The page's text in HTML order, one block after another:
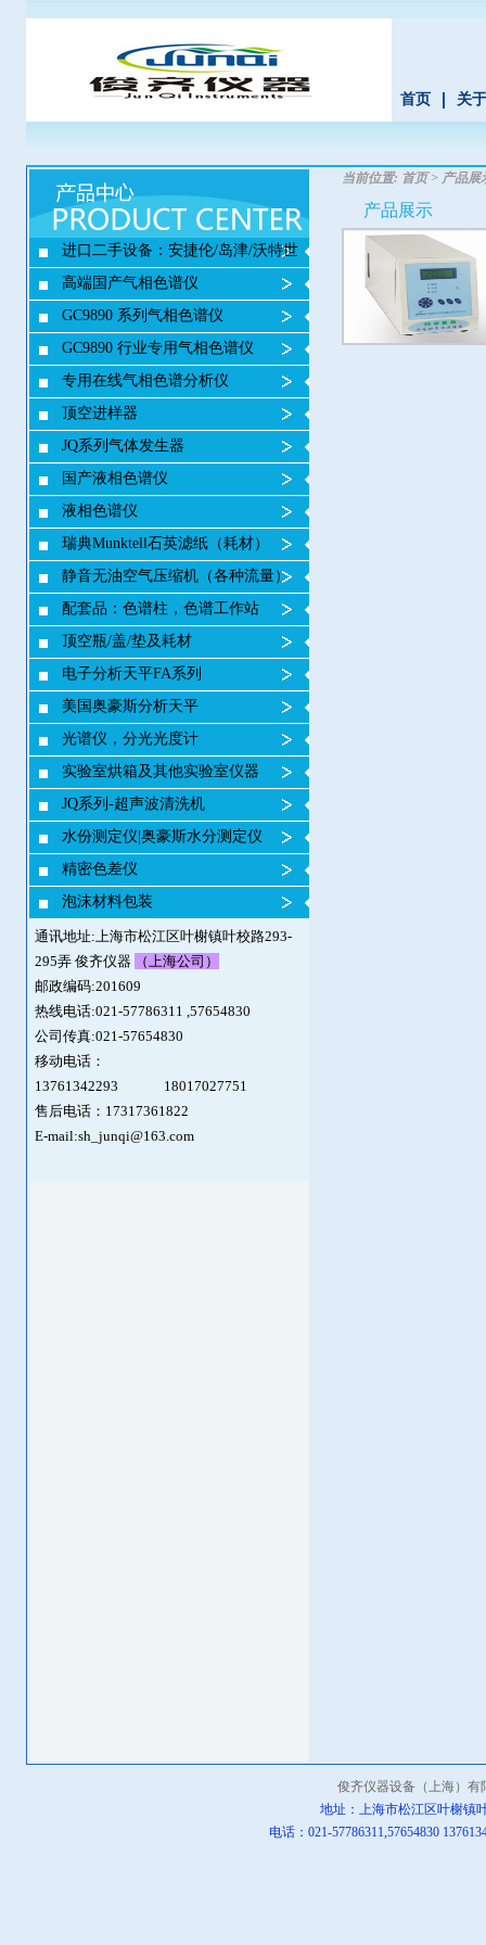
首页 关
进口二手设备：安捷伦/岛津/沃特世
高端国产气相色谱仪
GC9890 系列气相色谱仪
GC9890 行业专用气相色谱仪
专用在线气相色谱分析仪
顶空进样器
JQ系列气体发生器
国产液相色谱仪
液相色谱仪
瑞典Munktell石英滤纸（耗材）
静音无油空气压缩机（各种流量）
配套品：色谱柱，色谱工作站
顶空瓶/盖/垫及耗材
电子分析天平FA系列
美国奥豪斯分析天平
光谱仪，分光光度计
实验室烘箱及其他实验室仪器
JQ系列-超声波清洗机
水份测定仪|奥豪斯水分测定仪
精密色差仪
泡沫材料包装
通讯地址:上海市松江区叶榭镇叶校路293-
295弄 俊齐仪器
（上海公司）
邮政编码:201609
热线电话:021-57786311 ,57654830
公司传真:021-57654830
移动电话：
13761342293 18017027751
售后电话：17317361822
E-mail:sh_junqi@163.com
当前位置: 首页> 产品展
产品展示
俊齐仪器设备（上海）有
地址：上海市松江区叶榭镇
电话：021-57786311,57654830